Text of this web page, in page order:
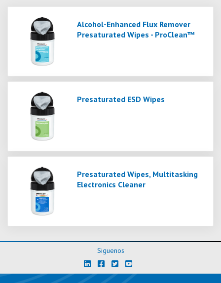
Alcohol-Enhanced Flux Remover
Presaturated Wipes - ProClean™
Presaturated ESD Wipes
Presaturated Wipes, Multitasking
Electronics Cleaner
Siguenos